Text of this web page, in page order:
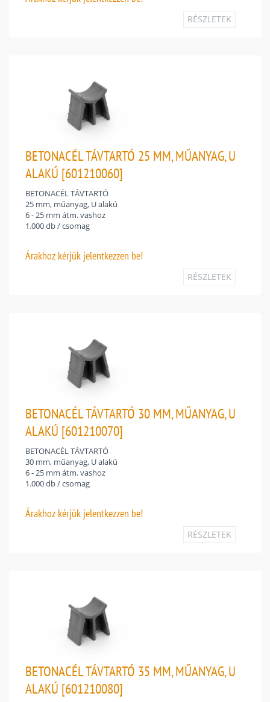
RÉSZLETEK
BETONACÉL TÁVTARTÓ 25 MM, MŰANYAG, U
ALAKÚ [601210060]
BETONACÉL TÁVTARTÓ
25 mm, műanyag, U alakú
6 - 25 mm átm. vashoz
1.000 db / csomag
Árakhoz kérjük jelentkezzen be!
RÉSZLETEK
BETONACÉL TÁVTARTÓ 30 MM, MŰANYAG, U
ALAKÚ [601210070]
BETONACÉL TÁVTARTÓ
30 mm, műanyag, U alakú
6 - 25 mm átm. vashoz
1.000 db / csomag
Árakhoz kérjük jelentkezzen be!
RÉSZLETEK
BETONACÉL TÁVTARTÓ 35 MM, MŰANYAG, U
ALAKÚ [601210080]